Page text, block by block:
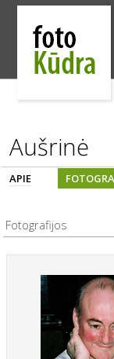
Aušrinė
APIE
Fotografijos